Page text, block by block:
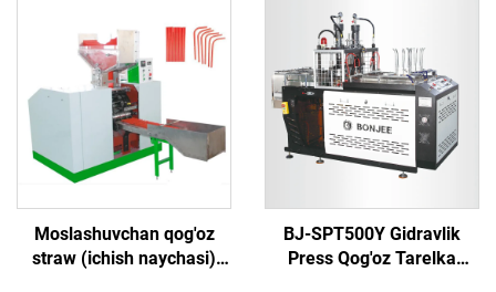
Moslashuvchan qog'oz
straw (ichish naychasi)
BJ-SPT500Y Gidravlik
Press Qog'oz Tarelka